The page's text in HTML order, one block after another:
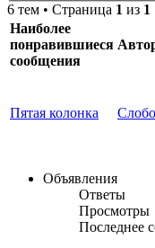
6 тем • Страница 1 из 1
Наиболее
понравившиеся
сообщения
Пятая колонка
Объявления
Ответы
Просмотры
Последнее